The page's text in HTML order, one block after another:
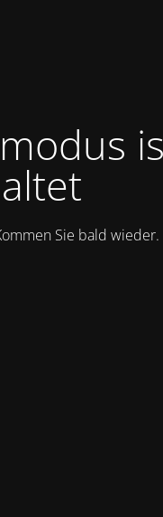
Sie bald wieder.